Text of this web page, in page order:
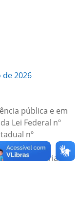
2026
pública e em
Lei Federal nº
nº
nº
2020 e Portaria